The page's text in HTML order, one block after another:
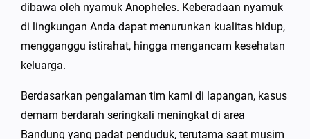
dibawa oleh nyamuk Anopheles. Keberadaan nyamuk
di lingkungan Anda dapat menurunkan kualitas hidup,
mengganggu istirahat, hingga mengancam kesehatan
keluarga.
Berdasarkan pengalaman tim kami di lapangan, kasus
demam berdarah seringkali meningkat di area
Bandung yang padat penduduk, terutama saat musim